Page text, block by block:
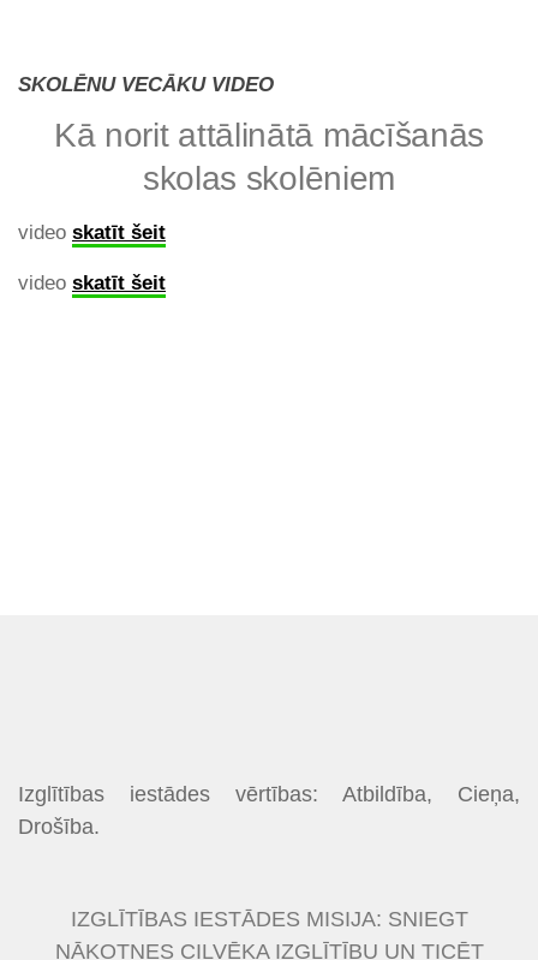
SKOLĒNU VECĀKU VIDEO
Kā norit attālinātā mācīšanās
skolas skolēniem
video skatīt šeit
video skatīt šeit
Izglītības iestādes vērtības: Atbildība, Cieņa,
Drošība.
IZGLĪTĪBAS IESTĀDES MISIJA: SNIEGT
NĀKOTNES CILVĒKA IZGLĪTĪBU UN TICĒT